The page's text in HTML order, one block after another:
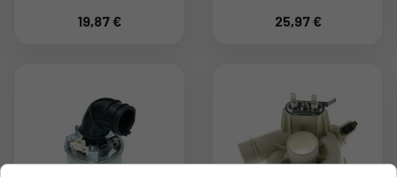
19,87 €
25,97 €